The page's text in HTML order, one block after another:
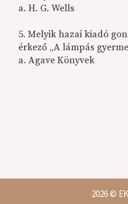
a. H. G. Wells
5. Melyik hazai kiadó
érkező „A lámpás
a. Agave Könyvek
2026©